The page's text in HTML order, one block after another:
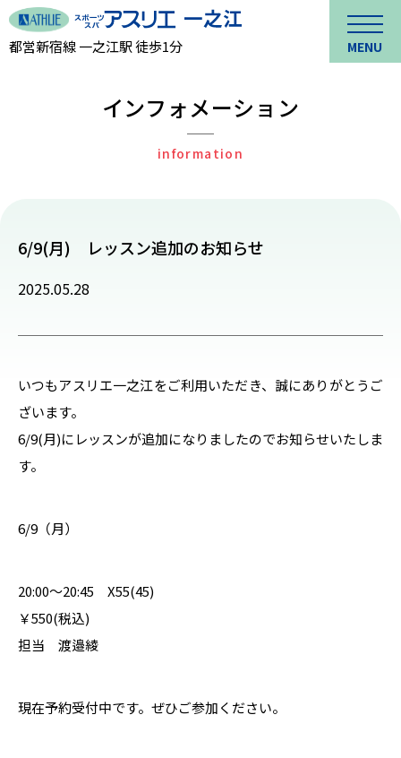
都営新宿線 一之江駅 徒歩1分 MENU
インフォメーション
information
6/9(月) レッスン追加のお知らせ
2025.05.28
いつもアスリエ一之江をご利用いただき、誠にありがとうご
ざいます。
6/9(月)にレッスンが追加になりましたのでお知らせいたしま
す。
6/9（月）
20:00～20:45 X55(45)
￥550(税込)
担当 渡邉綾
現在予約受付中です。ぜひご参加ください。